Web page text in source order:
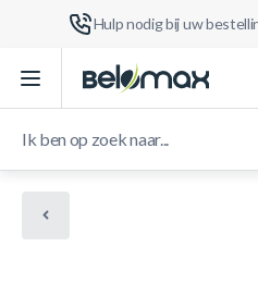
Hulp nodig bij uw
Ga naar de inhoud